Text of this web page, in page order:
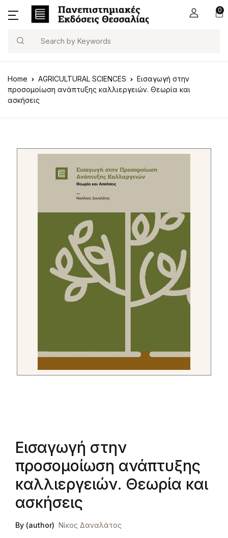
0
Search
Home AGRICULTURAL SCIENCES
Εισαγωγή στην
προσομοίωση ανάπτυξης καλλιεργειών. Θεωρία και
ασκήσεις
Εισαγωγή στην
προσομοίωση ανάπτυξης
καλλιεργειών. Θεωρία και
ασκήσεις
By (author) Νίκος Δαναλάτος